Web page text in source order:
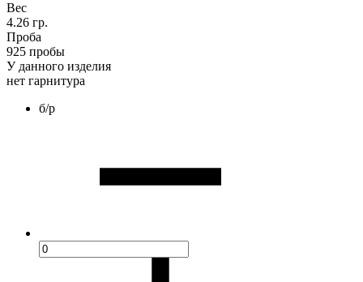
Вес
4.26 гр.
Проба
925 пробы
У данного изделия
нет гарнитура
б/р